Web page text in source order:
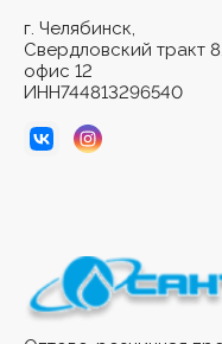
г. Челябинск,
Свердловский тракт 8,
офис 12
ИНН744813296540